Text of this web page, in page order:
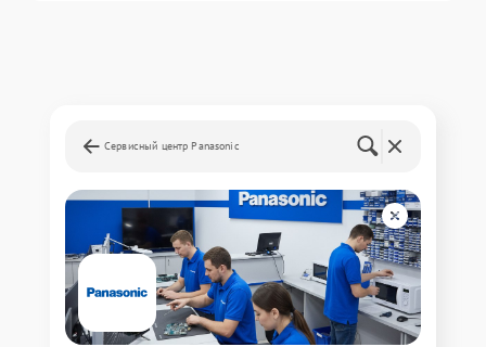
Сервисный центр Panasonic